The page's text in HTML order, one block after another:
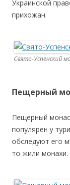
Украинской
прихожан.
Свято-Успенский
Пещерный
Пещерный
популярен у
обследуют его
то жили монахи.